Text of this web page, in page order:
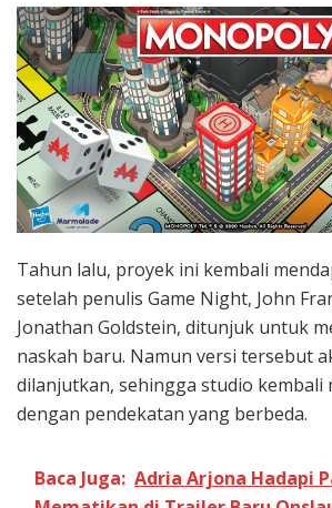
Tahun lalu, proyek ini kembali
setelah penulis Game Night, John
Jonathan Goldstein, ditunjuk untuk
naskah baru. Namun versi tersebut
dilanjutkan, sehingga studio kembali
dengan pendekatan yang berbeda.
Baca Juga: Adria Arjona Hadapi